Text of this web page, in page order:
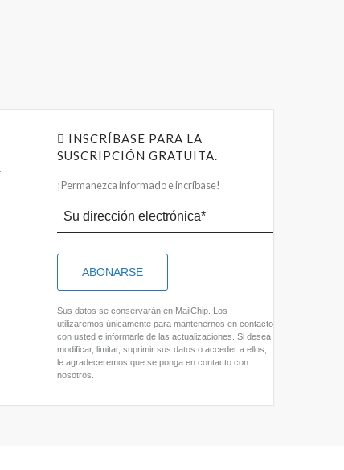
INSCRÍBASE PARA LA
SUSCRIPCIÓN GRATUITA.
¡Permanezca informado e incríbase!
Sus datos se conservarán en MailChip. Los
utilizaremos únicamente para mantenernos en contacto
con usted e informarle de las actualizaciones. Si desea
modificar, limitar, suprimir sus datos o acceder a ellos,
le agradeceremos que se ponga en contacto con
nosotros.